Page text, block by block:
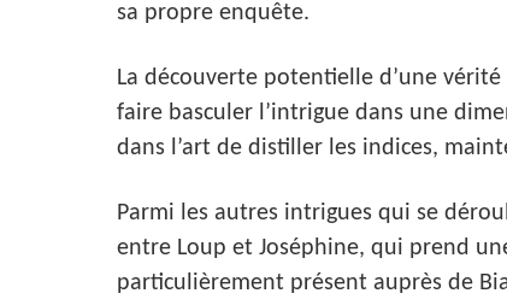
sa propre enquête.
La découverte potentielle d’une
faire basculer l’intrigue dans une
dans l’art de distiller les indices,
Parmi les autres intrigues qui se
entre Loup et Joséphine, qui prend
particulièrement présent auprès de